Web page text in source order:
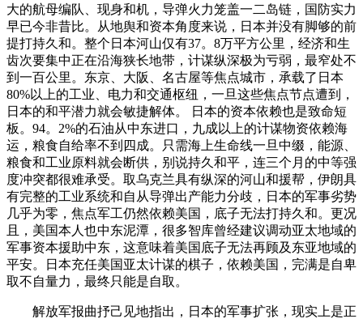
大的航母编队、现身和机，导弹火力笼盖一二岛链，国防实力
早已今非昔比。从地舆和资本角度来说，日本并没有脚够的前
提打持久和。整个日本河山仅有37。8万平方公里，经济和生
齿次要集中正在沿海狭长地带，计谋纵深极为亏弱，最窄处不
到一百公里。东京、大阪、名古屋等焦点城市，承载了日本
80%以上的工业、电力和交通枢纽，一旦这些焦点节点遭到，
日本的和平潜力就会敏捷解体。 日本的资本依赖也是致命短
板。94。2%的石油从中东进口，九成以上的计谋物资依赖海
运，粮食自给率不到四成。只需海上生命线一旦中缀，能源、
粮食和工业原料就会断供，别说持久和平，连三个月的中等强
度冲突都很难承受。取乌克兰具有纵深的河山和援帮，伊朗具
有完整的工业系统和自从导弹出产能力分歧，日本的军事劣势
几乎为零，焦点军工仍然依赖美国，底子无法打持久和。更况
且，美国本人也中东泥潭，很多智库曾经建议调动亚太地域的
军事资本援助中东，这意味着美国底子无法再顾及东亚地域的
平安。日本充任美国亚太计谋的棋子，依赖美国，完满是自卑
取不自量力，最终只能是自取。
解放军报曲抒己见地指出，日本的军事扩张，现实上是正